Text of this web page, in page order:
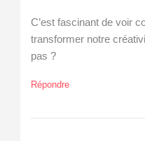
C’est fascinant de voir
transformer notre
pas ?
Répondre